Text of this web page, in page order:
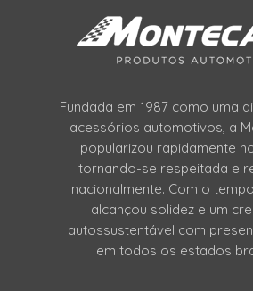
Fundada em 1987 como uma
acessórios automotivos, a
popularizou rapidamente
tornando-se respeitada e
nacionalmente. Com o
alcançou solidez e um
autossustentável com
em todos os estados